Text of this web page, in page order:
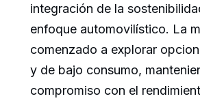
integración de la
enfoque automovilístico. La
comenzado a explorar
y de bajo consumo,
compromiso con el